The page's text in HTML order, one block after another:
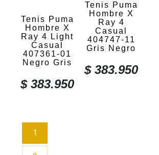
Tenis Puma
Hombre X
Ray 4 Light
Casual
407361-01
Negro Gris
$383.950
Tenis Puma
Hombre X
Ray 4
Casual
404747-11
Gris Negro
$383.950
1